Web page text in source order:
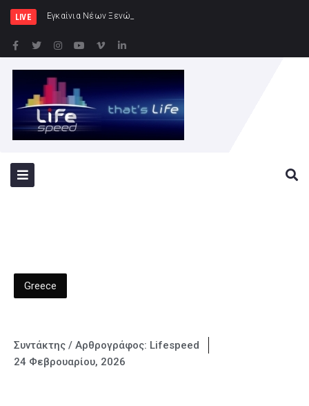
LIVE Εγκαίνια Νέων Ξενώνων στη ν. Ρω
Greece
Συντάκτης / Αρθρογράφος: Lifespeed
24 Φεβρουαρίου, 2026